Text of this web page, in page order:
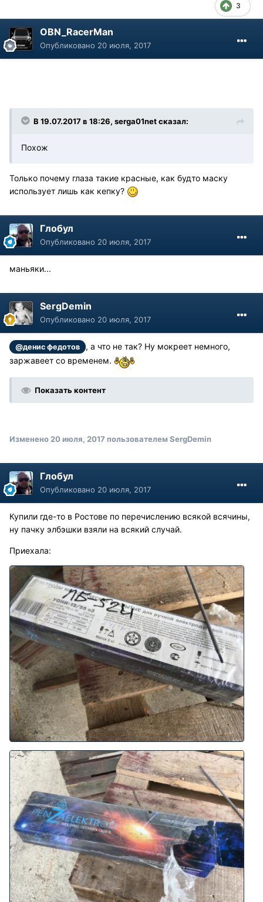
3
OBN_RacerMan
Опубликовано 20 июля, 2017
В 19.07.2017 в 18:26, serga01net сказал:
Похож
Только почему глаза такие красные, как будто маску
использует лишь как кепку?
Глобул
Опубликовано 20 июля, 2017
маньяки...
SergDemin
Опубликовано 20 июля, 2017
@денис федотов
, а что не так? Ну мокреет немного,
заржавеет со временем.
Показать контент
Изменено 20 июля, 2017 пользователем SergDemin
Глобул
Опубликовано 20 июля, 2017
Купили где-то в Ростове по перечислению всякой всячины,
ну пачку элбэшки взяли на всякий случай.
Приехала: